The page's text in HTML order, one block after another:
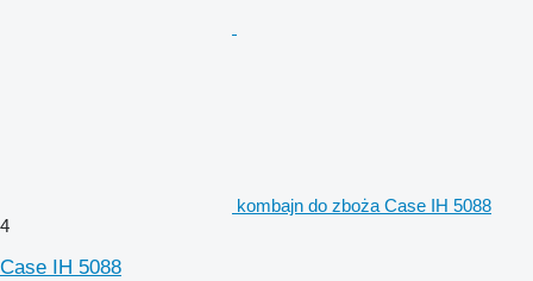
kombajn do zboża Case IH 5088
4
Case IH 5088